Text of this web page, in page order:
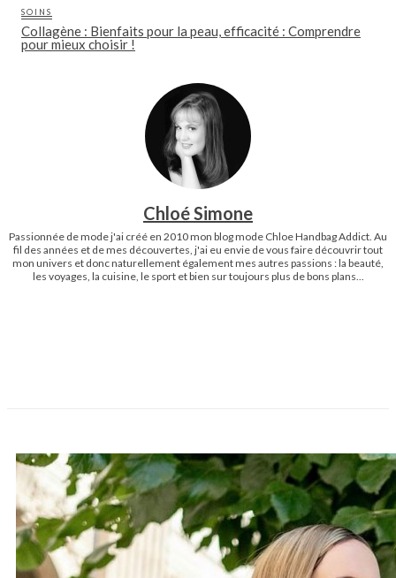
SOINS
Collagène : Bienfaits pour la peau, efficacité : Comprendre
pour mieux choisir !
Chloé Simone
Passionnée de mode j'ai créé en 2010 mon blog mode Chloe Handbag Addict. Au
fil des années et de mes découvertes, j'ai eu envie de vous faire découvrir tout
mon univers et donc naturellement également mes autres passions : la beauté,
les voyages, la cuisine, le sport et bien sur toujours plus de bons plans...